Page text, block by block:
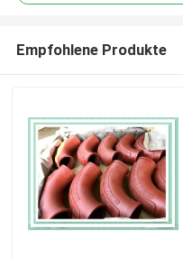
Empfohlene Produkte